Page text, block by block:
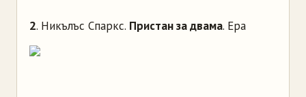
2. Никълъс Спаркс. Пристан за двама. Ера